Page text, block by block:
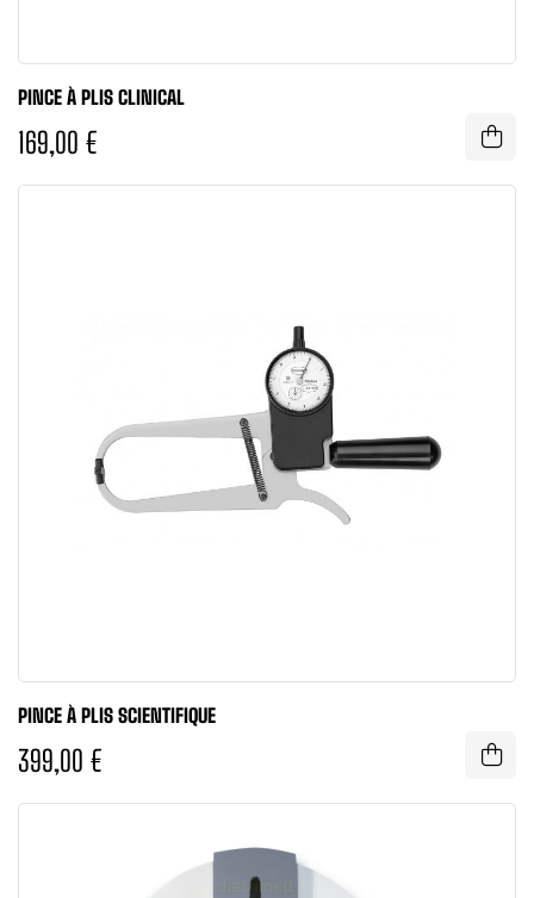
PINCE À PLIS CLINICAL
169,00 €
PINCE À PLIS SCIENTIFIQUE
399,00 €